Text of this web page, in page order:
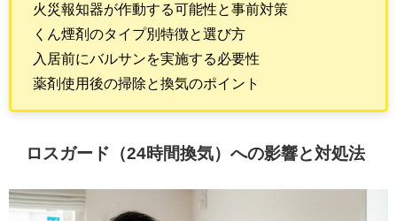
火災報知器が作動する可能性と事前対策
くん煙剤のタイプ別特徴と選び方
入居前にバルサンを実施する必要性
薬剤使用後の掃除と換気のポイント
ロスガード（24時間換気）への影響と対処法